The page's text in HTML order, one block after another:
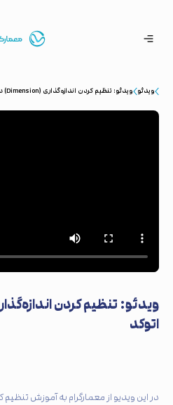
ویدئو ویدئو: تنظیم کردن اندازه‌گذاری (Dimension) در اتوکد
اتوکد